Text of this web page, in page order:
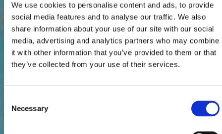
We use cookies to personalise content and ads, to provide
social media features and to analyse our traffic. We also
share information about your use of our site with our social
media, advertising and analytics partners who may combine
it with other information that you’ve provided to them or that
they’ve collected from your use of their services.
Selection
Necessary